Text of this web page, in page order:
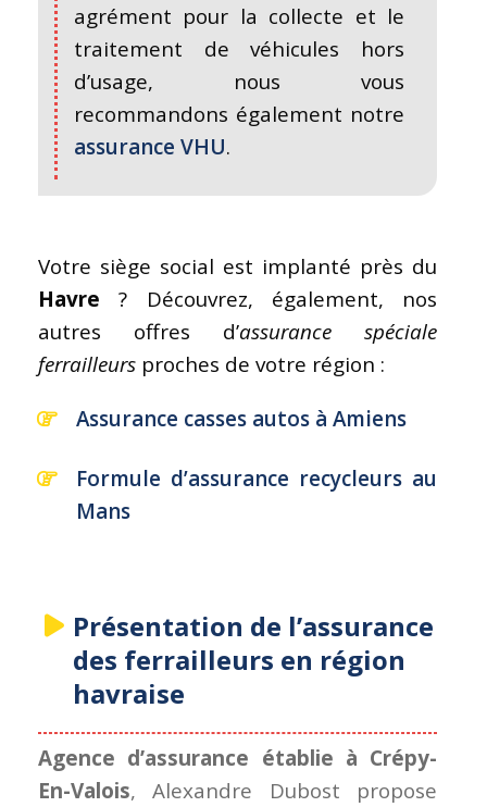
agrément pour la collecte et le
traitement de véhicules hors
d’usage, nous vous
recommandons également notre
assurance VHU.
Votre siège social est implanté près du
Havre ? Découvrez, également, nos
autres offres d’assurance spéciale
ferrailleurs proches de votre région :
Assurance casses autos à Amiens
Formule d’assurance recycleurs au
Mans
Présentation de l’assurance
des ferrailleurs en région
havraise
Agence d’assurance établie à Crépy-
En-Valois, Alexandre Dubost propose